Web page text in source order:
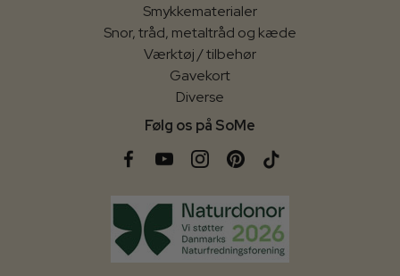
Smykkematerialer
Snor, tråd, metaltråd og kæde
Værktøj / tilbehør
Gavekort
Diverse
Følg os på SoMe